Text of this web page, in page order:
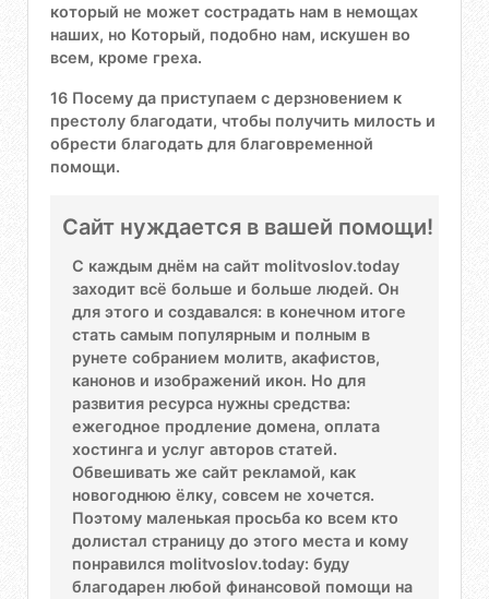
который не может сострадать нам в немощах
наших, но Который, подобно нам, искушен во
всем, кроме греха.
16 Посему да приступаем с дерзновением к
престолу благодати, чтобы получить милость и
обрести благодать для благовременной
помощи.
Сайт нуждается в вашей помощи!
С каждым днём на сайт molitvoslov.today
заходит всё больше и больше людей. Он
для этого и создавался: в конечном итоге
стать самым популярным и полным в
рунете собранием молитв, акафистов,
канонов и изображений икон. Но для
развития ресурса нужны средства:
ежегодное продление домена, оплата
хостинга и услуг авторов статей.
Обвешивать же сайт рекламой, как
новогоднюю ёлку, совсем не хочется.
Поэтому маленькая просьба ко всем кто
долистал страницу до этого места и кому
понравился molitvoslov.today: буду
благодарен любой финансовой помощи на